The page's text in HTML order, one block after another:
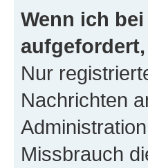
Wenn ich
Nur
Nachrichten
Missbrauch